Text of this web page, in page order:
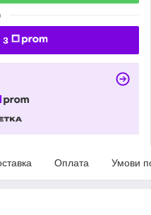
з
Оплата Умови